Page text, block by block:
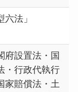
法」
府設置法・国
・行政代執行
家賠償法・土